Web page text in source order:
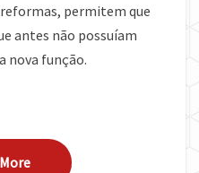
permitem que
antes não possuíam
nova função.
Read More